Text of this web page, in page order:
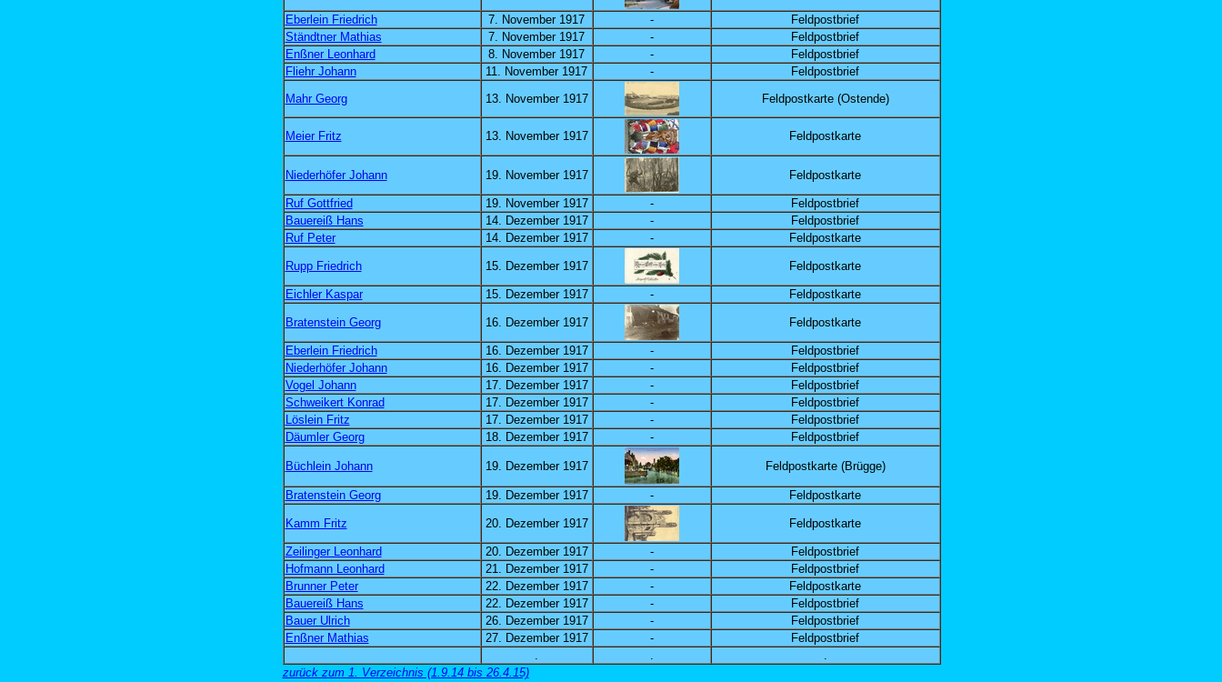
Eberlein Friedrich
7. November 1917 -
Feldpostbrief
Ständtner Mathias
7. November 1917 -
Feldpostbrief
Enßner Leonhard
8. November 1917 -
Feldpostbrief
Fliehr Johann
11. November 1917 -
Feldpostbrief
Mahr Georg
13. November 1917 Feldpostkarte (Ostende)
Meier Fritz 13. November 1917 Feldpostkarte
Niederhöfer Johann 19. November 1917 Feldpostkarte
Ruf Gottfried 19. November 1917 -
Feldpostbrief
Bauereiß Hans
14. Dezember 1917 -
Feldpostbrief
Ruf Peter
14. Dezember 1917 - Feldpostkarte
Rupp Friedrich 15. Dezember 1917 Feldpostkarte
Eichler Kaspar 15. Dezember 1917 - Feldpostkarte
Bratenstein Georg 16. Dezember 1917 Feldpostkarte
Eberlein Friedrich 16. Dezember 1917 -
Feldpostbrief
Niederhöfer Johann
16. Dezember 1917 -
Feldpostbrief
Vogel Johann
17. Dezember 1917 -
Feldpostbrief
Schweikert Konrad
17. Dezember 1917 -
Feldpostbrief
Löslein Fritz
17. Dezember 1917 -
Feldpostbrief
Däumler Georg
18. Dezember 1917 - Feldpostbrief
Büchlein Johann 19. Dezember 1917 Feldpostkarte (Brügge)
Bratenstein Georg 19. Dezember 1917 - Feldpostkarte
Kamm Fritz 20. Dezember 1917 Feldpostkarte
Zeilinger Leonhard 20. Dezember 1917 -
Feldpostbrief
Hofmann Leonhard
21. Dezember 1917 -
Feldpostbrief
Brunner Peter
22. Dezember 1917 -
Feldpostkarte
Bauereiß Hans
22. Dezember 1917 -
Feldpostbrief
Bauer Ulrich
26. Dezember 1917 -
Feldpostbrief
Enßner Mathias
27. Dezember 1917 -
Feldpostbrief
.
.
.
zurück zum 1. Verzeichnis (1.9.14 bis 26.4.15)